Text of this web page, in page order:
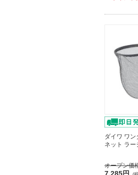
ダイワ ワ
ネット ラー
オープン価